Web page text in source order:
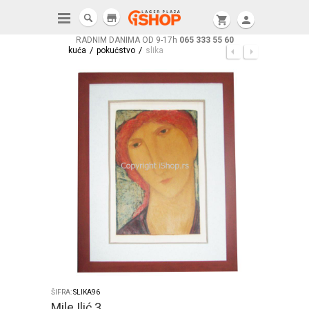
RADNIM DANIMA OD 9-17h 065 333 55 60
shopping_cart person
store
kuća / pokućstvo / slika
ŠIFRA:SLIKA96